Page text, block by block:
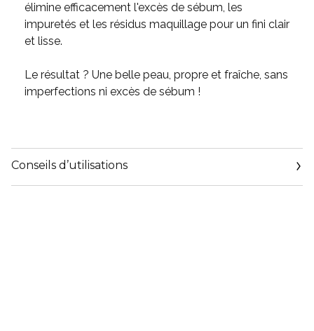
élimine efficacement l'excès de sébum, les
impuretés et les résidus maquillage pour un fini clair
et lisse.
Le résultat ? Une belle peau, propre et fraîche, sans
imperfections ni excès de sébum !
Conseils d’utilisations